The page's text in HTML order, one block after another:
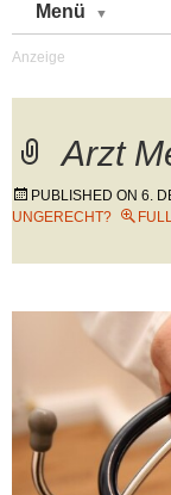
Menü
Arzt
PUBLISHED ON 6.
UNGERECHT?